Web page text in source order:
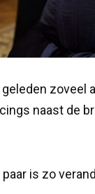
zoveel
naast de
is zo